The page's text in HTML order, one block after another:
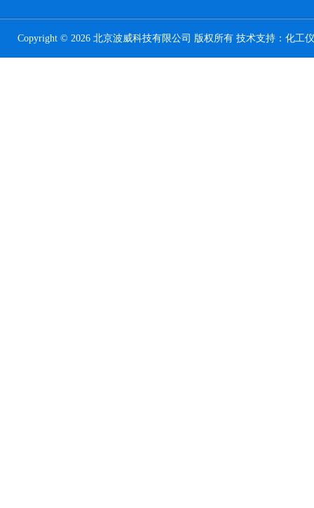
Copyright © 2026 北京波威科技有限公司 版权所有 技术支持： 化工